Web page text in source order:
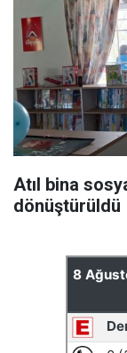
Atıl bina
dönüştürüldü